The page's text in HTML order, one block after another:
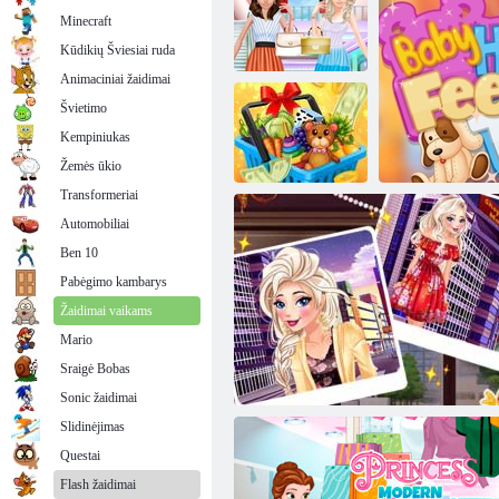
Pretend bakalėjos parduotuvė
Mados merginos
vasarą
apsipirkinėja
Baby
Prekybos
centras
Minecraft
Kūdikių Šviesiai ruda
Animaciniai žaidimai
Švietimo
Kempiniukas
Žemės ūkio
Transformeriai
Automobiliai
Ben 10
Pabėgimo kambarys
Žaidimai vaikams
Mario
Sraigė Bobas
Sonic žaidimai
Slidinėjimas
Questai
Flash žaidimai